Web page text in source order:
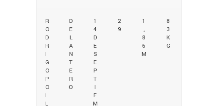
R
O
D
R
I
G
O
P
O
L
L
D
E
L
A
N
T
E
R
O
1
4
D
E
S
E
P
T
I
E
M
2
9
1
,
8
6
M
8
3
K
G